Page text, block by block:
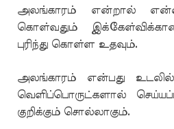
அலங்காரம் என்றால்
கொள்வதும்
புரிந்து கொள்ள உதவும்.
அலங்காரம் என்பது
வெளிப்பொருட்களால்
குறிக்கும் சொல்லாகும்.